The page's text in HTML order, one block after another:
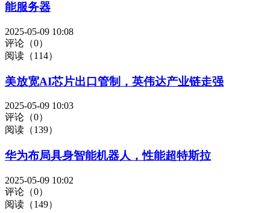
能服务器
2025-05-09 10:08
评论（0）
阅读（114）
美放宽AI芯片出口管制，英伟达产业链走强
2025-05-09 10:03
评论（0）
阅读（139）
华为布局具身智能机器人，性能超特斯拉
2025-05-09 10:02
评论（0）
阅读（149）